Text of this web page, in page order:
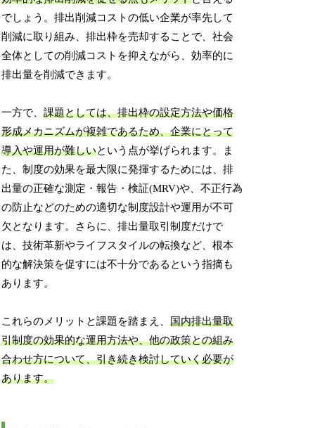
でしょう。排出削減コストの低い企業が率先して
削減に取り組み、排出枠を売却することで、社会
全体としての削減コストを抑えながら、効率的に
排出量を削減できます。
一方で、課題としては、排出枠の設定方法や価格
形成メカニズムが複雑であるため、企業にとって
導入や運用が難しいという点が挙げられます。ま
た、制度の効果を最大限に発揮するためには、排
出量の正確な測定・報告・検証(MRV)や、不正行為
の防止などのための適切な制度設計や運用が不可
欠となります。さらに、排出量取引制度だけで
は、技術革新やライフスタイルの転換など、根本
的な解決策を促すには不十分であるという指摘も
あります。
これらのメリットと課題を踏まえ、国内排出量取
引制度の効果的な運用方法や、他の政策との組み
合わせ方について、引き続き検討していく必要が
あります。